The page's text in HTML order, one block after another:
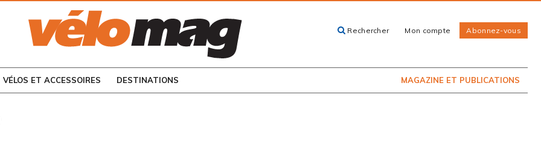
Rechercher Mon compte Abonnez-vous
VÉLOS ET ACCESSOIRES DESTINATIONS MAGAZINE ET PUBLICATIONS
CONSULTEZ LES
EN KIOSQUE